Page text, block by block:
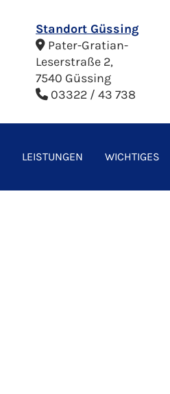
Standort Güssing
 Pater-Gratian-
Leserstraße 2,
7540 Güssing
 03322 / 43 738
LEISTUNGEN WICHTIGES